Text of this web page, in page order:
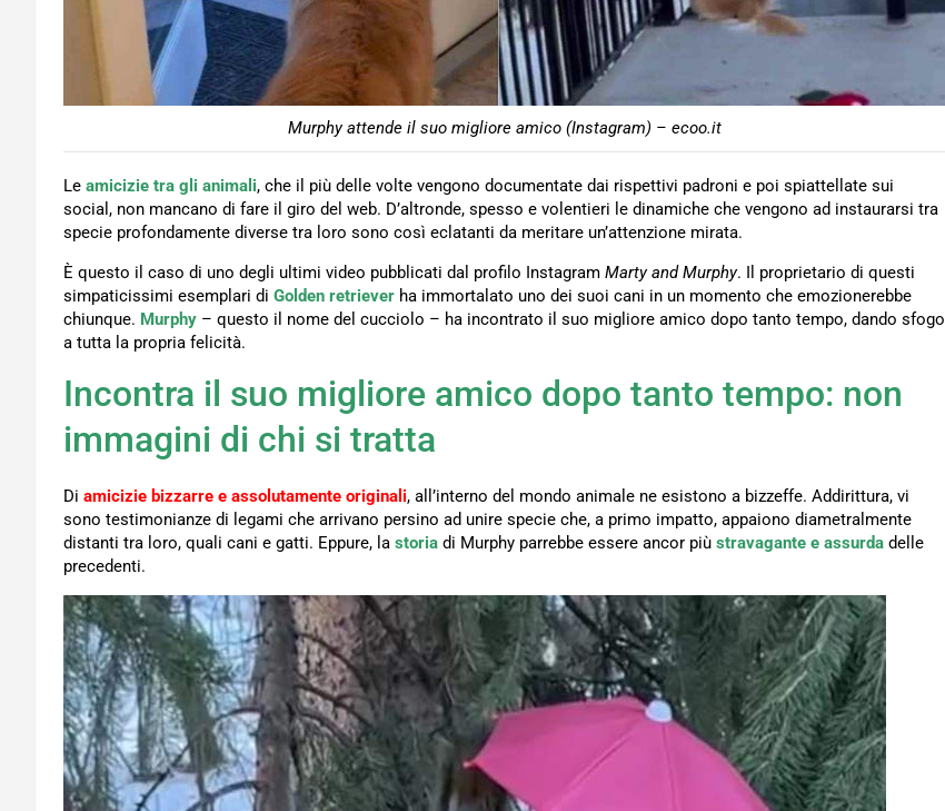
Murphy attende il suo migliore amico (Instagram) – ecoo.it
Le amicizie tra gli animali, che il più delle volte vengono documentate dai rispettivi padroni e poi spiattellate sui
social, non mancano di fare il giro del web. D’altronde, spesso e volentieri le dinamiche che vengono ad instaurarsi tra
specie profondamente diverse tra loro sono così eclatanti da meritare un’attenzione mirata.
È questo il caso di uno degli ultimi video pubblicati dal profilo Instagram Marty and Murphy. Il proprietario di questi
simpaticissimi esemplari di Golden retriever ha immortalato uno dei suoi cani in un momento che emozionerebbe
chiunque. Murphy – questo il nome del cucciolo – ha incontrato il suo migliore amico dopo tanto tempo, dando sfogo
a tutta la propria felicità.
Incontra il suo migliore amico dopo tanto tempo: non
immagini di chi si tratta
Di amicizie bizzarre e assolutamente originali, all’interno del mondo animale ne esistono a bizzeffe. Addirittura, vi
sono testimonianze di legami che arrivano persino ad unire specie che, a primo impatto, appaiono diametralmente
distanti tra loro, quali cani e gatti. Eppure, la storia di Murphy parrebbe essere ancor più stravagante e assurda delle
precedenti.